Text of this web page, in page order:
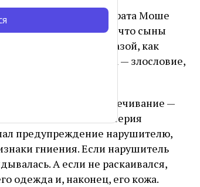
хулу на своего брата Моше
Моше сказал Б‑гу, что сыны
покрылась «проказой, как
за лашон а‑ра — злословие,
людях.
— плесень, обесцвечивание —
коже: это серия
предупреждение нарушителю,
гниения. Если нарушитель
А если не раскаивался,
одежда и, наконец, его кожа.